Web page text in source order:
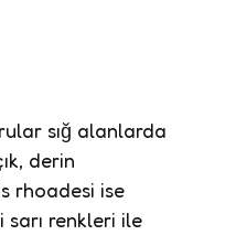
sığ alanlarda
derin
rhoadesi ise
renkleri ile